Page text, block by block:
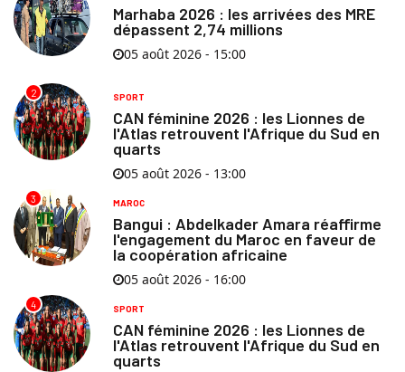
Marhaba 2026 : les arrivées des MRE
dépassent 2,74 millions
05 août 2026 - 15:00
2 SPORT
CAN féminine 2026 : les Lionnes de
l'Atlas retrouvent l'Afrique du Sud en
quarts
05 août 2026 - 13:00
3 MAROC
Bangui : Abdelkader Amara réaffirme
l'engagement du Maroc en faveur de
la coopération africaine
05 août 2026 - 16:00
4 SPORT
CAN féminine 2026 : les Lionnes de
l'Atlas retrouvent l'Afrique du Sud en
quarts